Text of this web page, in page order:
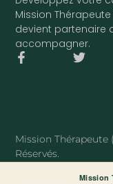
Mission
devient partenaire
accompagner.
F
k
-
T
Mission Thérapeute
Réservés.
Mission